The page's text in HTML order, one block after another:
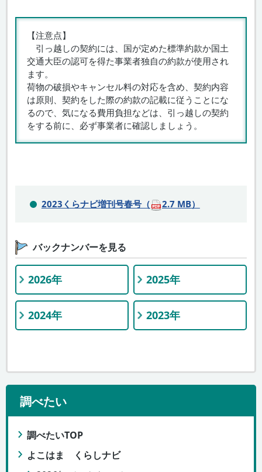
【注意点】
引っ越しの契約には、国が定めた標準約款か国土
交通大臣の認可を得た事業者独自の約款が使用され
ます。
荷物の破損やキャンセル料の対応を含め、契約内容
は原則、契約をした際の約款の記載に従うことにな
るので、気になる費用負担などは、引っ越しの契約
をする前に、必ず事業者に確認しましょう。
2023くらナビ増刊号春号（ 2.7 MB）
バックナンバーを見る
2026年 2025年
2024年 2023年
調べたい
調べたいTOP
よこはま くらしナビ